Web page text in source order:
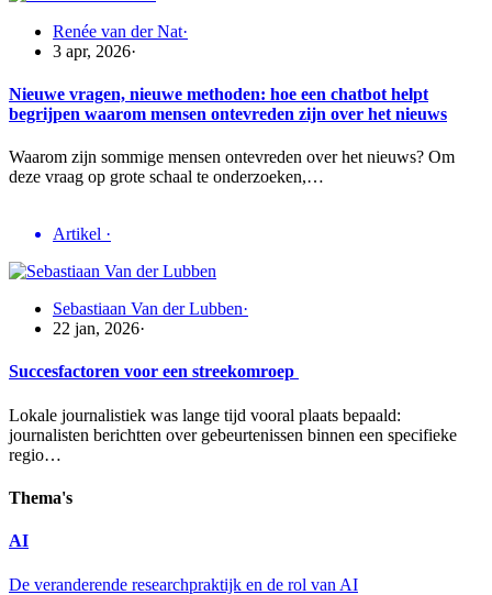
Renée van der Nat·
3 apr, 2026·
Nieuwe vragen, nieuwe methoden: hoe een chatbot helpt
begrijpen waarom mensen ontevreden zijn over het nieuws
Waarom zijn sommige mensen ontevreden over het nieuws? Om
deze vraag op grote schaal te onderzoeken,…
Artikel ·
Sebastiaan Van der Lubben·
22 jan, 2026·
Succesfactoren voor een streekomroep
Lokale journalistiek was lange tijd vooral plaats bepaald:
journalisten berichtten over gebeurtenissen binnen een specifieke
regio…
Thema's
AI
De veranderende researchpraktijk en de rol van AI